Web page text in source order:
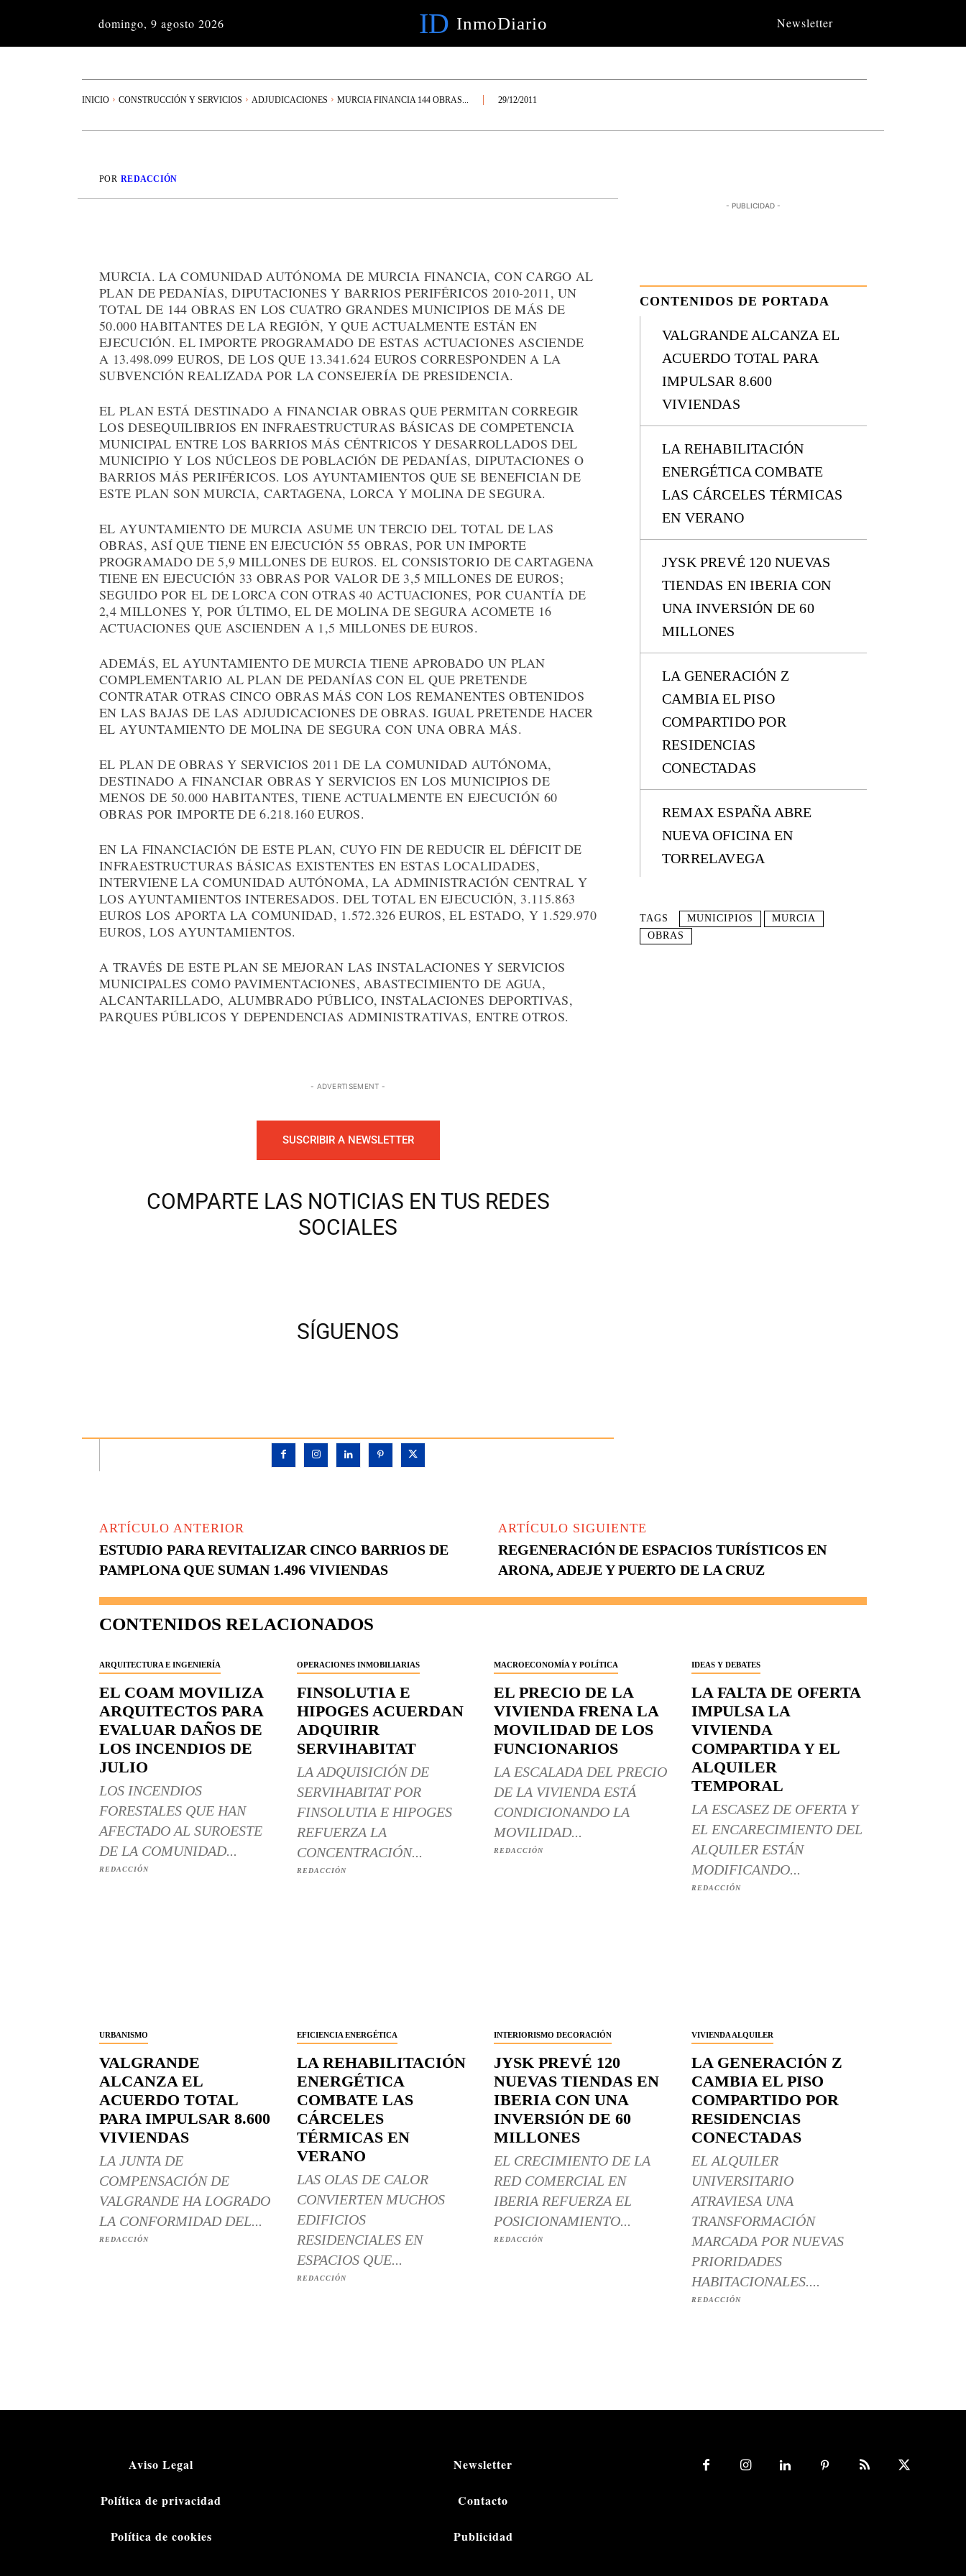
domingo, 9 agosto 2026 ID InmoDiario Newsletter
INICIO CONSTRUCCIÓN Y SERVICIOS ADJUDICACIONES MURCIA FINANCIA 144 OBRAS... 29/12/2011
POR REDACCIÓN
MURCIA. LA COMUNIDAD AUTÓNOMA DE MURCIA FINANCIA, CON CARGO AL
PLAN DE PEDANÍAS, DIPUTACIONES Y BARRIOS PERIFÉRICOS 2010-2011, UN
TOTAL DE 144 OBRAS EN LOS CUATRO GRANDES MUNICIPIOS DE MÁS DE
50.000 HABITANTES DE LA REGIÓN, Y QUE ACTUALMENTE ESTÁN EN
EJECUCIÓN. EL IMPORTE PROGRAMADO DE ESTAS ACTUACIONES ASCIENDE
A 13.498.099 EUROS, DE LOS QUE 13.341.624 EUROS CORRESPONDEN A LA
SUBVENCIÓN REALIZADA POR LA CONSEJERÍA DE PRESIDENCIA.
EL PLAN ESTÁ DESTINADO A FINANCIAR OBRAS QUE PERMITAN CORREGIR
LOS DESEQUILIBRIOS EN INFRAESTRUCTURAS BÁSICAS DE COMPETENCIA
MUNICIPAL ENTRE LOS BARRIOS MÁS CÉNTRICOS Y DESARROLLADOS DEL
MUNICIPIO Y LOS NÚCLEOS DE POBLACIÓN DE PEDANÍAS, DIPUTACIONES O
BARRIOS MÁS PERIFÉRICOS. LOS AYUNTAMIENTOS QUE SE BENEFICIAN DE
ESTE PLAN SON MURCIA, CARTAGENA, LORCA Y MOLINA DE SEGURA.
EL AYUNTAMIENTO DE MURCIA ASUME UN TERCIO DEL TOTAL DE LAS
OBRAS, ASÍ QUE TIENE EN EJECUCIÓN 55 OBRAS, POR UN IMPORTE
PROGRAMADO DE 5,9 MILLONES DE EUROS. EL CONSISTORIO DE CARTAGENA
TIENE EN EJECUCIÓN 33 OBRAS POR VALOR DE 3,5 MILLONES DE EUROS;
SEGUIDO POR EL DE LORCA CON OTRAS 40 ACTUACIONES, POR CUANTÍA DE
2,4 MILLONES Y, POR ÚLTIMO, EL DE MOLINA DE SEGURA ACOMETE 16
ACTUACIONES QUE ASCIENDEN A 1,5 MILLONES DE EUROS.
ADEMÁS, EL AYUNTAMIENTO DE MURCIA TIENE APROBADO UN PLAN
COMPLEMENTARIO AL PLAN DE PEDANÍAS CON EL QUE PRETENDE
CONTRATAR OTRAS CINCO OBRAS MÁS CON LOS REMANENTES OBTENIDOS
EN LAS BAJAS DE LAS ADJUDICACIONES DE OBRAS. IGUAL PRETENDE HACER
EL AYUNTAMIENTO DE MOLINA DE SEGURA CON UNA OBRA MÁS.
EL PLAN DE OBRAS Y SERVICIOS 2011 DE LA COMUNIDAD AUTÓNOMA,
DESTINADO A FINANCIAR OBRAS Y SERVICIOS EN LOS MUNICIPIOS DE
MENOS DE 50.000 HABITANTES, TIENE ACTUALMENTE EN EJECUCIÓN 60
OBRAS POR IMPORTE DE 6.218.160 EUROS.
EN LA FINANCIACIÓN DE ESTE PLAN, CUYO FIN DE REDUCIR EL DÉFICIT DE
INFRAESTRUCTURAS BÁSICAS EXISTENTES EN ESTAS LOCALIDADES,
INTERVIENE LA COMUNIDAD AUTÓNOMA, LA ADMINISTRACIÓN CENTRAL Y
LOS AYUNTAMIENTOS INTERESADOS. DEL TOTAL EN EJECUCIÓN, 3.115.863
EUROS LOS APORTA LA COMUNIDAD, 1.572.326 EUROS, EL ESTADO, Y 1.529.970
EUROS, LOS AYUNTAMIENTOS.
A TRAVÉS DE ESTE PLAN SE MEJORAN LAS INSTALACIONES Y SERVICIOS
MUNICIPALES COMO PAVIMENTACIONES, ABASTECIMIENTO DE AGUA,
ALCANTARILLADO, ALUMBRADO PÚBLICO, INSTALACIONES DEPORTIVAS,
PARQUES PÚBLICOS Y DEPENDENCIAS ADMINISTRATIVAS, ENTRE OTROS.
- ADVERTISEMENT -
SUSCRIBIR A NEWSLETTER
COMPARTE LAS NOTICIAS EN TUS REDES
SOCIALES
SÍGUENOS
- PUBLICIDAD -
CONTENIDOS DE PORTADA
VALGRANDE ALCANZA EL
ACUERDO TOTAL PARA
IMPULSAR 8.600
VIVIENDAS
LA REHABILITACIÓN
ENERGÉTICA COMBATE
LAS CÁRCELES TÉRMICAS
EN VERANO
JYSK PREVÉ 120 NUEVAS
TIENDAS EN IBERIA CON
UNA INVERSIÓN DE 60
MILLONES
LA GENERACIÓN Z
CAMBIA EL PISO
COMPARTIDO POR
RESIDENCIAS
CONECTADAS
REMAX ESPAÑA ABRE
NUEVA OFICINA EN
TORRELAVEGA
TAGS MUNICIPIOS
MURCIA
OBRAS
ARTÍCULO ANTERIOR
ESTUDIO PARA REVITALIZAR CINCO BARRIOS DE
PAMPLONA QUE SUMAN 1.496 VIVIENDAS
ARTÍCULO SIGUIENTE
REGENERACIÓN DE ESPACIOS TURÍSTICOS EN
ARONA, ADEJE Y PUERTO DE LA CRUZ
CONTENIDOS RELACIONADOS
ARQUITECTURA E INGENIERÍA
EL COAM MOVILIZA
ARQUITECTOS PARA
EVALUAR DAÑOS DE
LOS INCENDIOS DE
JULIO
LOS INCENDIOS
FORESTALES QUE HAN
AFECTADO AL SUROESTE
DE LA COMUNIDAD...
REDACCIÓN
OPERACIONES INMOBILIARIAS
FINSOLUTIA E
HIPOGES ACUERDAN
ADQUIRIR
SERVIHABITAT
LA ADQUISICIÓN DE
SERVIHABITAT POR
FINSOLUTIA E HIPOGES
REFUERZA LA
CONCENTRACIÓN...
REDACCIÓN
MACROECONOMÍA Y POLÍTICA
EL PRECIO DE LA
VIVIENDA FRENA LA
MOVILIDAD DE LOS
FUNCIONARIOS
LA ESCALADA DEL PRECIO
DE LA VIVIENDA ESTÁ
CONDICIONANDO LA
MOVILIDAD...
REDACCIÓN
IDEAS Y DEBATES
LA FALTA DE OFERTA
IMPULSA LA
VIVIENDA
COMPARTIDA Y EL
ALQUILER
TEMPORAL
LA ESCASEZ DE OFERTA Y
EL ENCARECIMIENTO DEL
ALQUILER ESTÁN
MODIFICANDO...
REDACCIÓN
URBANISMO
VALGRANDE
ALCANZA EL
ACUERDO TOTAL
PARA IMPULSAR 8.600
VIVIENDAS
LA JUNTA DE
COMPENSACIÓN DE
VALGRANDE HA LOGRADO
LA CONFORMIDAD DEL...
REDACCIÓN
EFICIENCIA ENERGÉTICA
LA REHABILITACIÓN
ENERGÉTICA
COMBATE LAS
CÁRCELES
TÉRMICAS EN
VERANO
LAS OLAS DE CALOR
CONVIERTEN MUCHOS
EDIFICIOS
RESIDENCIALES EN
ESPACIOS QUE...
REDACCIÓN
INTERIORISMO DECORACIÓN
JYSK PREVÉ 120
NUEVAS TIENDAS EN
IBERIA CON UNA
INVERSIÓN DE 60
MILLONES
EL CRECIMIENTO DE LA
RED COMERCIAL EN
IBERIA REFUERZA EL
POSICIONAMIENTO...
REDACCIÓN
VIVIENDA ALQUILER
LA GENERACIÓN Z
CAMBIA EL PISO
COMPARTIDO POR
RESIDENCIAS
CONECTADAS
EL ALQUILER
UNIVERSITARIO
ATRAVIESA UNA
TRANSFORMACIÓN
MARCADA POR NUEVAS
PRIORIDADES
HABITACIONALES....
REDACCIÓN
Aviso Legal
Política de privacidad
Política de cookies
Newsletter
Contacto
Publicidad